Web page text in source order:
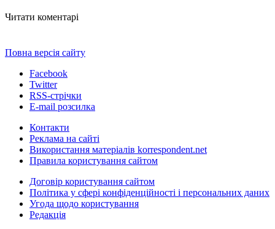
Читати коментарі
Повна версія сайту
Facebook
Twitter
RSS-стрічки
E-mail розсилка
Контакти
Реклама на сайті
Використання матеріалів korrespondent.net
Правила користування сайтом
Договір користування сайтом
Політика у сфері конфіденційності і персональних даних
Угода щодо користування
Редакція